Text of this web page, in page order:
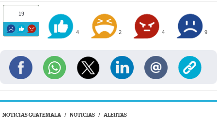
19
4 2 4 9
NOTICIAS GUATEMALA / NOTICIAS / ALERTAS